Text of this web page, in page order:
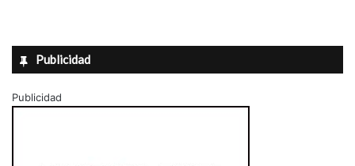
Publicidad
Publicidad